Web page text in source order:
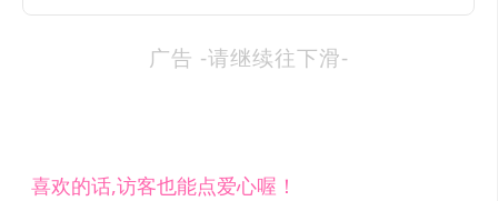
广告 -请继续往下滑-
喜欢的话,访客也能点爱心喔！